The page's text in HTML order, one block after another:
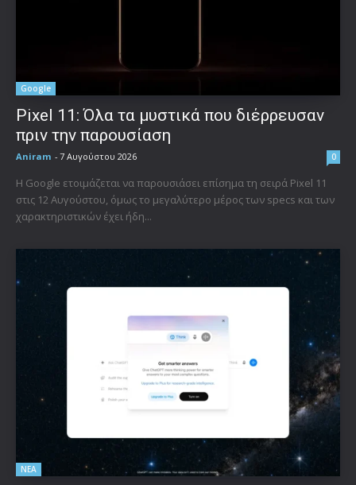
Google
Pixel 11: Όλα τα μυστικά που διέρρευσαν
πριν την παρουσίαση
Aniram - 7 Αυγούστου 2026 0
Η Google ετοιμάζεται να παρουσιάσει επίσημα τη σειρά Pixel 11
στις 12 Αυγούστου, όμως το μεγαλύτερο μέρος των specs και των
χαρακτηριστικών έχει ήδη...
ΝΕΑ